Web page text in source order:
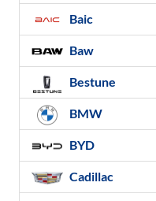
Baic
Baw
Bestune
BMW
BYD
Cadillac